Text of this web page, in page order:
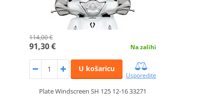
114,00 €
91,30 € Na zalihi
U košaricu
Usporedite
Plate Windscreen SH 125 12-16 33271